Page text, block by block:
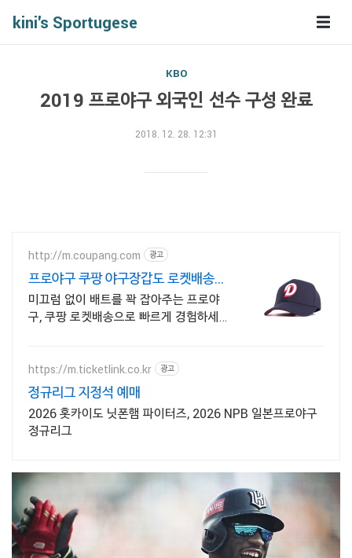
kini's Sportugese
KBO
2019 프로야구 외국인 선수 구성 완료
2018. 12. 28. 12:31
http://m.coupang.com 광고
프로야구 쿠팡 야구장갑도 로켓배송으
로
미끄럼 없이 배트를 꽉 잡아주는 프로야
구, 쿠팡 로켓배송으로 빠르게 경험하세
https://m.ticketlink.co.kr 광고
정규리그 지정석 예매
2026 홋카이도 닛폰햄 파이터즈, 2026 NPB 일본프로야구
정규리그